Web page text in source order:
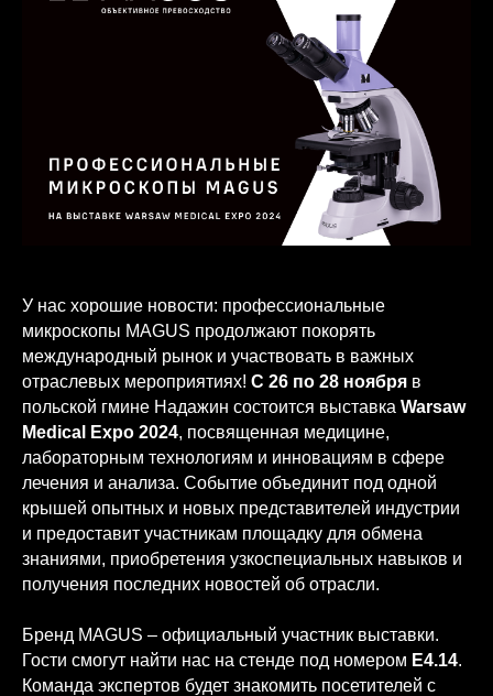
У нас хорошие новости: профессиональные
микроскопы MAGUS продолжают покорять
международный рынок и участвовать в важных
отраслевых мероприятиях! С 26 по 28 ноября в
польской гмине Надажин состоится выставка Warsaw
Medical Expo 2024, посвященная медицине,
лабораторным технологиям и инновациям в сфере
лечения и анализа. Событие объединит под одной
крышей опытных и новых представителей индустрии
и предоставит участникам площадку для обмена
знаниями, приобретения узкоспециальных навыков и
получения последних новостей об отрасли.
Бренд MAGUS – официальный участник выставки.
Гости смогут найти нас на стенде под номером E4.14.
Команда экспертов будет знакомить посетителей с